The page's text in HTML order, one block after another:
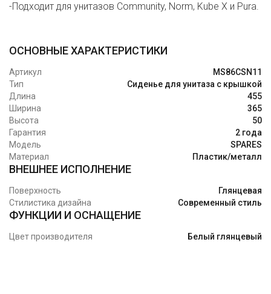
-Подходит для унитазов Community, Norm, Kube X и Pura.
ОСНОВНЫЕ ХАРАКТЕРИСТИКИ
Артикул
MS86CSN11
Тип
Сиденье для унитаза с крышкой
Длина
455
Ширина
365
Высота
50
Гарантия
2 года
Модель
SPARES
Материал
Пластик/металл
ВНЕШНЕЕ ИСПОЛНЕНИЕ
Поверхность
Глянцевая
Стилистика дизайна
Современный стиль
ФУНКЦИИ И ОСНАЩЕНИЕ
Цвет производителя Белый глянцевый